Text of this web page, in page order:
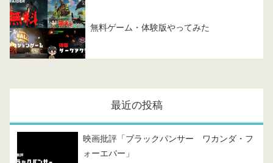
無料ゲーム・体験版やってみた
最近の投稿
映画批評「ブラックパンサー ワカンダ・フ
ォーエバー」